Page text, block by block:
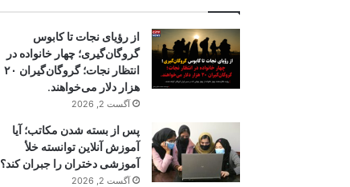
از رؤیای نجات تا کابوس
گروگان‌گیری؛ چهار خانواده در
انتظار نجات؛ گروگان‌گیران ۲۰
هزار دلار می‌خواهند.
آگست 2, 2026
پس از بسته شدن مکاتب؛ آیا
آموزش آنلاین توانسته خلأ
آموزشی دختران را جبران کند؟
آگست 2, 2026